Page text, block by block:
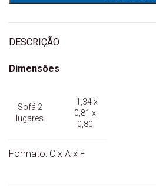
DESCRIÇÃO
Dimensões
Sofá 2
lugares
1,34 x
0,81 x
0,80
Formato: C x A x F